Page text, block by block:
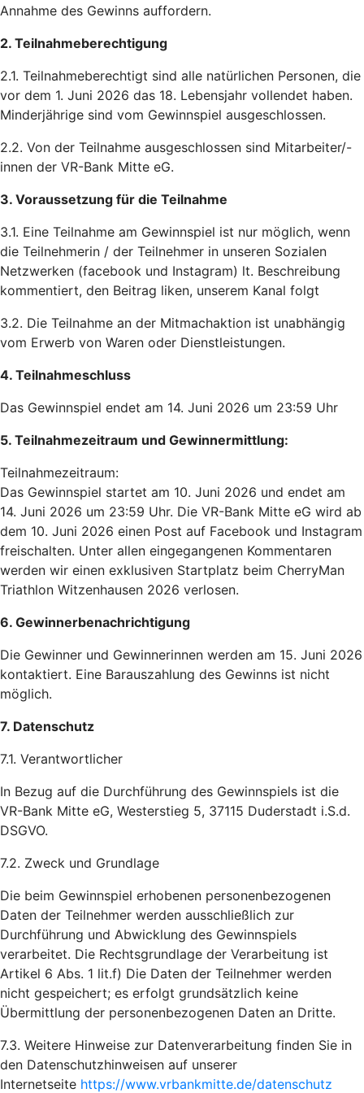
Annahme des Gewinns auffordern.
2. Teilnahmeberechtigung
2.1. Teilnahmeberechtigt sind alle natürlichen Personen, die
vor dem 1. Juni 2026 das 18. Lebensjahr vollendet haben.
Minderjährige sind vom Gewinnspiel ausgeschlossen.
2.2. Von der Teilnahme ausgeschlossen sind Mitarbeiter/-
innen der VR-Bank Mitte eG.
3. Voraussetzung für die Teilnahme
3.1. Eine Teilnahme am Gewinnspiel ist nur möglich, wenn
die Teilnehmerin / der Teilnehmer in unseren Sozialen
Netzwerken (facebook und Instagram) lt. Beschreibung
kommentiert, den Beitrag liken, unserem Kanal folgt
3.2. Die Teilnahme an der Mitmachaktion ist unabhängig
vom Erwerb von Waren oder Dienstleistungen.
4. Teilnahmeschluss
Das Gewinnspiel endet am 14. Juni 2026 um 23:59 Uhr
5. Teilnahmezeitraum und Gewinnermittlung:
Teilnahmezeitraum:
Das Gewinnspiel startet am 10. Juni 2026 und endet am
14. Juni 2026 um 23:59 Uhr. Die VR-Bank Mitte eG wird ab
dem 10. Juni 2026 einen Post auf Facebook und Instagram
freischalten. Unter allen eingegangenen Kommentaren
werden wir einen exklusiven Startplatz beim CherryMan
Triathlon Witzenhausen 2026 verlosen.
6. Gewinnerbenachrichtigung
Die Gewinner und Gewinnerinnen werden am 15. Juni 2026
kontaktiert. Eine Barauszahlung des Gewinns ist nicht
möglich.
7. Datenschutz
7.1. Verantwortlicher
In Bezug auf die Durchführung des Gewinnspiels ist die
VR-Bank Mitte eG, Westerstieg 5, 37115 Duderstadt i.S.d.
DSGVO.
7.2. Zweck und Grundlage
Die beim Gewinnspiel erhobenen personenbezogenen
Daten der Teilnehmer werden ausschließlich zur
Durchführung und Abwicklung des Gewinnspiels
verarbeitet. Die Rechtsgrundlage der Verarbeitung ist
Artikel 6 Abs. 1 lit.f) Die Daten der Teilnehmer werden
nicht gespeichert; es erfolgt grundsätzlich keine
Übermittlung der personenbezogenen Daten an Dritte.
7.3. Weitere Hinweise zur Datenverarbeitung finden Sie in
den Datenschutzhinweisen auf unserer
Internetseite https://www.vrbankmitte.de/datenschutz